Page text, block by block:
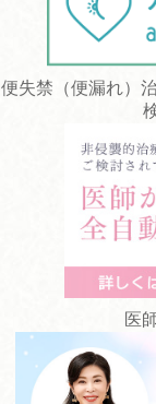
便失禁（便漏れ）
医